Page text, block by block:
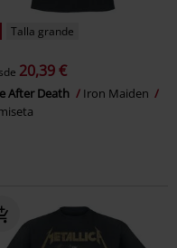
Talla grande
20,39 €
After Death
Iron Maiden